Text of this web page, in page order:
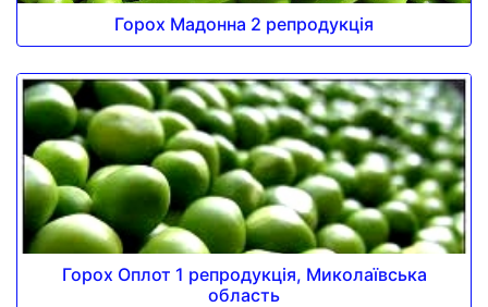
Горох Мадонна 2 репродукція
Горох Оплот 1 репродукція, Миколаївська
область